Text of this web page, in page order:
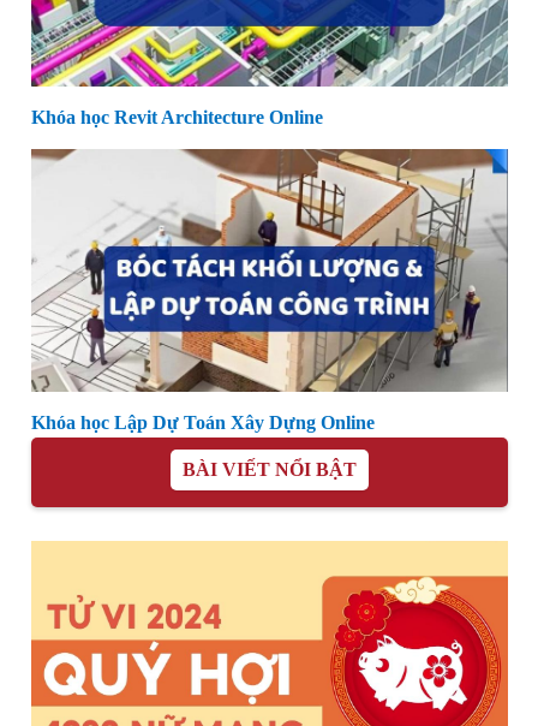
Khóa học Revit Architecture Online
Khóa học Lập Dự Toán Xây Dựng Online
BÀI VIẾT NỔI BẬT